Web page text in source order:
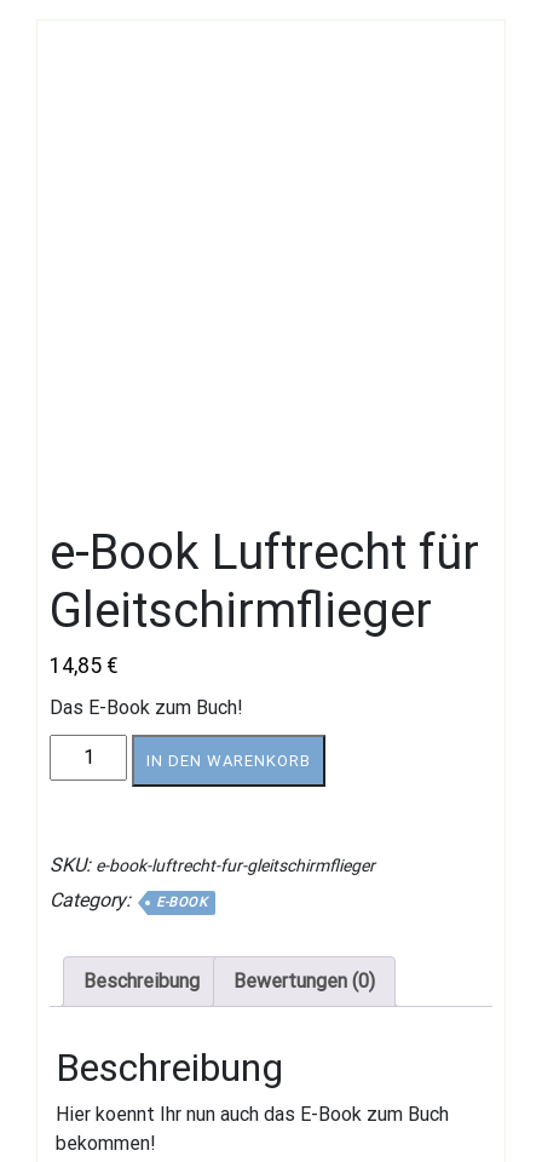
e-Book Luftrecht für
Gleitschirmflieger
14,85 €
Das E-Book zum Buch!
Book
Gleitschirmflieger
Menge
IN DEN WARENKORB
SKU: e-book-luftrecht-fur-gleitschirmflieger
Category: E-BOOK
Beschreibung Bewertungen (0)
Beschreibung
Hier koennt Ihr nun auch das E-Book zum Buch
bekommen!